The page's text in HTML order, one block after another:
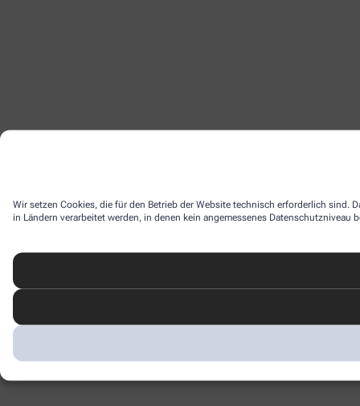
Wir setzen Cookies, die für den Betrieb der Website technisch erforderlich sind.
in Ländern verarbeitet werden, in denen kein angemessenes